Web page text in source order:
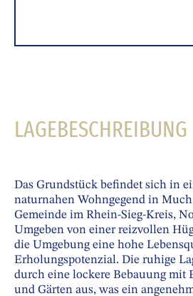
LAGEBESCHREIBUNG
Das Grundstück befindet sich in
naturnahen Wohngegend in
Gemeinde im Rhein-Sieg-Kreis,
Umgeben von einer reizvollen
die Umgebung eine hohe
Erholungspotenzial. Die ruhige
durch eine lockere Bebauung mit
und Gärten aus, was ein